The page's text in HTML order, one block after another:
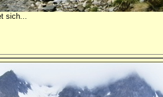
sich...